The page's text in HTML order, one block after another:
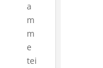
a
m
m
e
tei